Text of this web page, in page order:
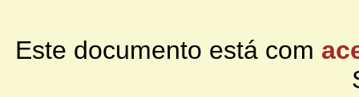
Este documento está com